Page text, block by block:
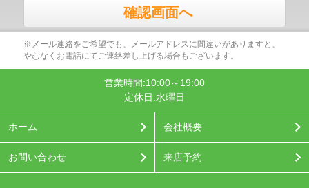
確認画面へ
※メール連絡をご希望でも、メールアドレスに間違いがありますと、
やむなくお電話にてご連絡差し上げる場合もございます。
営業時間:10:00～19:00
定休日:水曜日
ホーム 会社概要
お問い合わせ 来店予約